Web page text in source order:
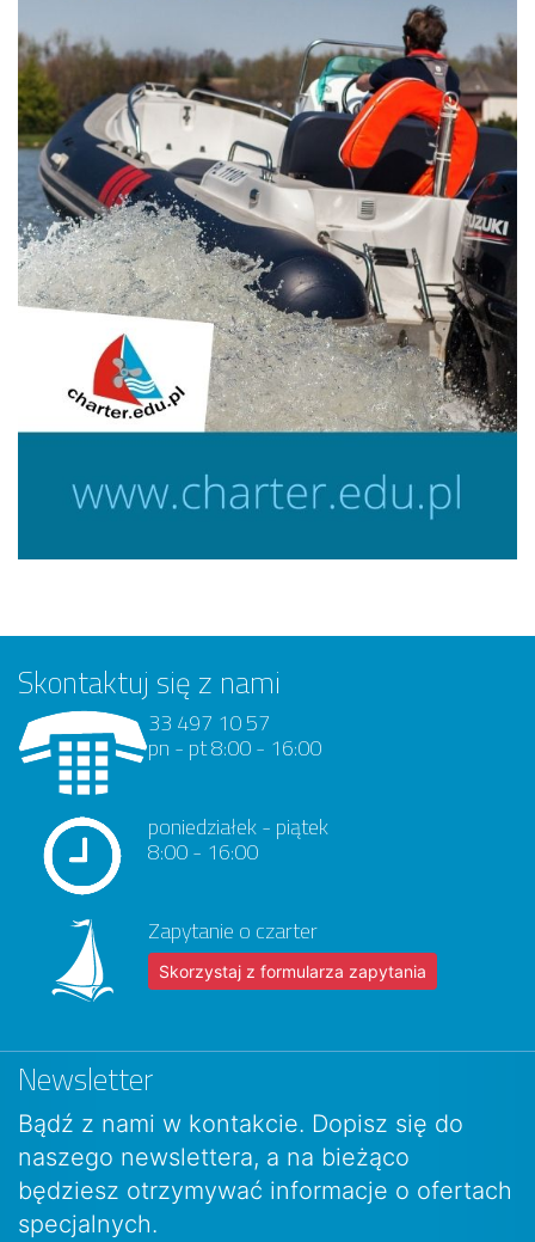
Skontaktuj się z nami
33 497 10 57
pn - pt 8:00 - 16:00
poniedziałek - piątek
8:00 - 16:00
Zapytanie o czarter
Skorzystaj z formularza zapytania
Newsletter
Bądź z nami w kontakcie. Dopisz się do
naszego newslettera, a na bieżąco
będziesz otrzymywać informacje o ofertach
specjalnych.